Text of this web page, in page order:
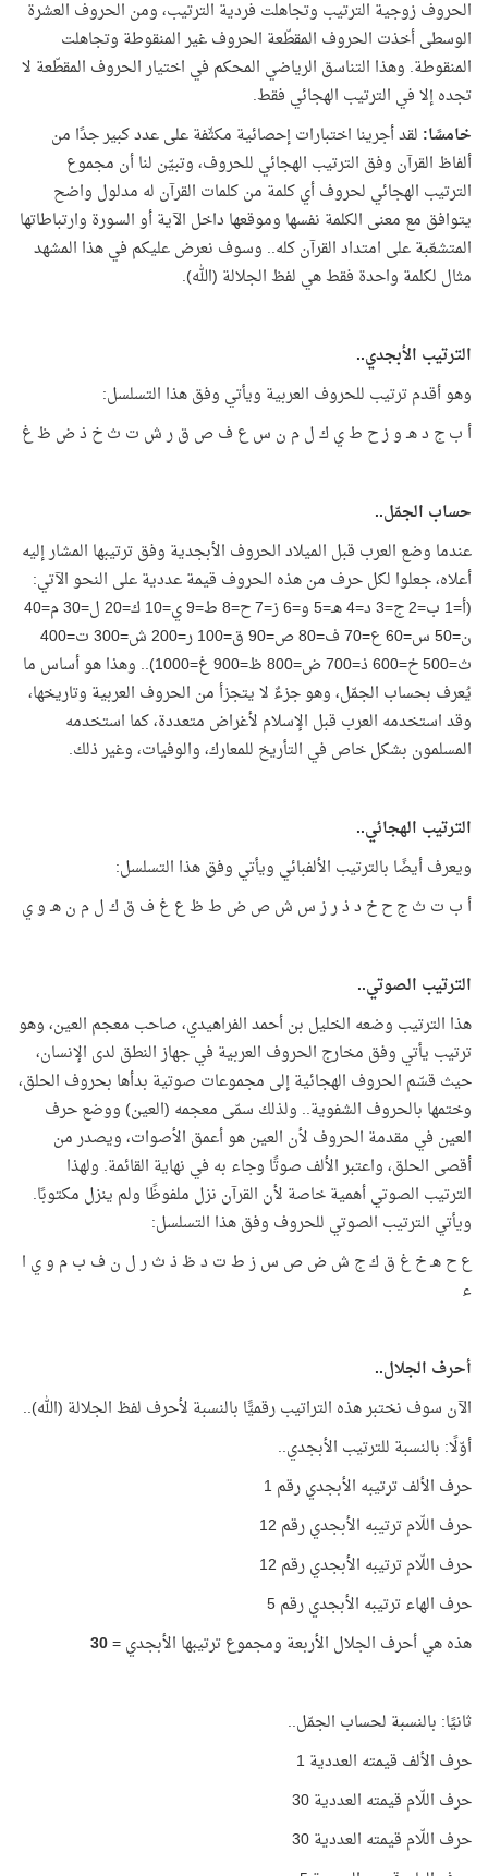
الحروف زوجية الترتيب وتجاهلت فردية الترتيب، ومن الحروف العشرة
الوسطى أخذت الحروف المقطّعة الحروف غير المنقوطة وتجاهلت
المنقوطة. وهذا التناسق الرياضي المحكم في اختيار الحروف المقطّعة لا
تجده إلا في الترتيب الهجائي فقط.
خامسًا: لقد أجرينا اختبارات إحصائية مكثّفة على عدد كبير جدًا من
ألفاظ القرآن وفق الترتيب الهجائي للحروف، وتبيّن لنا أن مجموع
الترتيب الهجائي لحروف أي كلمة من كلمات القرآن له مدلول واضح
يتوافق مع معنى الكلمة نفسها وموقعها داخل الآية أو السورة وارتباطاتها
المتشعّبة على امتداد القرآن كله.. وسوف نعرض عليكم في هذا المشهد
مثال لكلمة واحدة فقط هي لفظ الجلالة (الله).
الترتيب الأبجدي..
وهو أقدم ترتيب للحروف العربية ويأتي وفق هذا التسلسل:
أ ب ج د هـ و ز ح ط ي ك ل م ن س ع ف ص ق ر ش ت ث خ ذ ض ظ غ
حساب الجمّل..
عندما وضع العرب قبل الميلاد الحروف الأبجدية وفق ترتيبها المشار إليه
أعلاه، جعلوا لكل حرف من هذه الحروف قيمة عددية على النحو الآتي:
(أ=1 ب=2 ج=3 د=4 هـ=5 و=6 ز=7 ح=8 ط=9 ي=10 ك=20 ل=30 م=40
ن=50 س=60 ع=70 ف=80 ص=90 ق=100 ر=200 ش=300 ت=400
ث=500 خ=600 ذ=700 ض=800 ظ=900 غ=1000).. وهذا هو أساس ما
يُعرف بحساب الجمّل، وهو جزءٌ لا يتجزأ من الحروف العربية وتاريخها،
وقد استخدمه العرب قبل الإسلام لأغراض متعددة، كما استخدمه
المسلمون بشكل خاص في التأريخ للمعارك، والوفيات، وغير ذلك.
الترتيب الهجائي..
ويعرف أيضًا بالترتيب الألفبائي ويأتي وفق هذا التسلسل:
أ ب ت ث ج ح خ د ذ ر ز س ش ص ض ط ظ ع غ ف ق ك ل م ن هـ و ي
الترتيب الصوتي..
هذا الترتيب وضعه الخليل بن أحمد الفراهيدي، صاحب معجم العين، وهو
ترتيب يأتي وفق مخارج الحروف العربية في جهاز النطق لدى الإنسان،
حيث قسّم الحروف الهجائية إلى مجموعات صوتية بدأها بحروف الحلق،
وختمها بالحروف الشفوية.. ولذلك سمّى معجمه (العين) ووضع حرف
العين في مقدمة الحروف لأن العين هو أعمق الأصوات، ويصدر من
أقصى الحلق، واعتبر الألف صوتًا وجاء به في نهاية القائمة. ولهذا
الترتيب الصوتي أهمية خاصة لأن القرآن نزل ملفوظًا ولم ينزل مكتوبًا.
ويأتي الترتيب الصوتي للحروف وفق هذا التسلسل:
ع ح هـ خ غ ق ك ج ش ض ص س ز ط ت د ظ ذ ث ر ل ن ف ب م و ي ا
ء
أحرف الجلال..
الآن سوف نختبر هذه التراتيب رقميًّا بالنسبة لأحرف لفظ الجلالة (الله)..
أوّلًا: بالنسبة للترتيب الأبجدي..
حرف الألف ترتيبه الأبجدي رقم 1
حرف اللّام ترتيبه الأبجدي رقم 12
حرف اللّام ترتيبه الأبجدي رقم 12
حرف الهاء ترتيبه الأبجدي رقم 5
هذه هي أحرف الجلال الأربعة ومجموع ترتيبها الأبجدي =30
ثانيًا: بالنسبة لحساب الجمّل..
حرف الألف قيمته العددية 1
حرف اللّام قيمته العددية 30
حرف اللّام قيمته العددية 30